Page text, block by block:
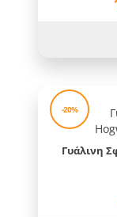
-20%
Γυάλινη